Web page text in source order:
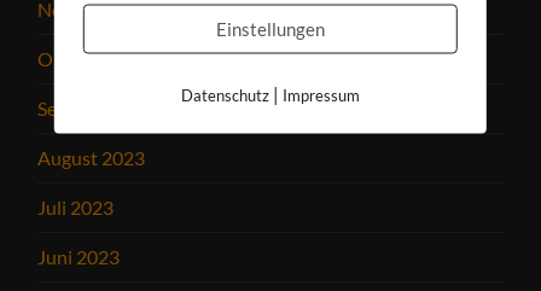
November 2023
Oktober 2023
September 2023
August 2023
Juli 2023
Juni 2023
Einstellungen
Datenschutz| Impressum